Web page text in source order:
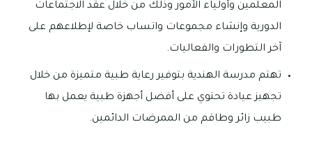
المعلمين وأولياء الأمور وذلك من خلال عقد الاجتماعات
الدورية وإنشاء مجموعات واتساب خاصة لإطلاعهم على
آخر التطورات والفعاليات.
تهتم مدرسة الهندية بتوفير رعاية طبية متميزة من خلال
تجهيز عيادة تحتوي على أفضل أجهزة طبية يعمل بها
طبيب زائر وطاقم من الممرضات الدائمين.